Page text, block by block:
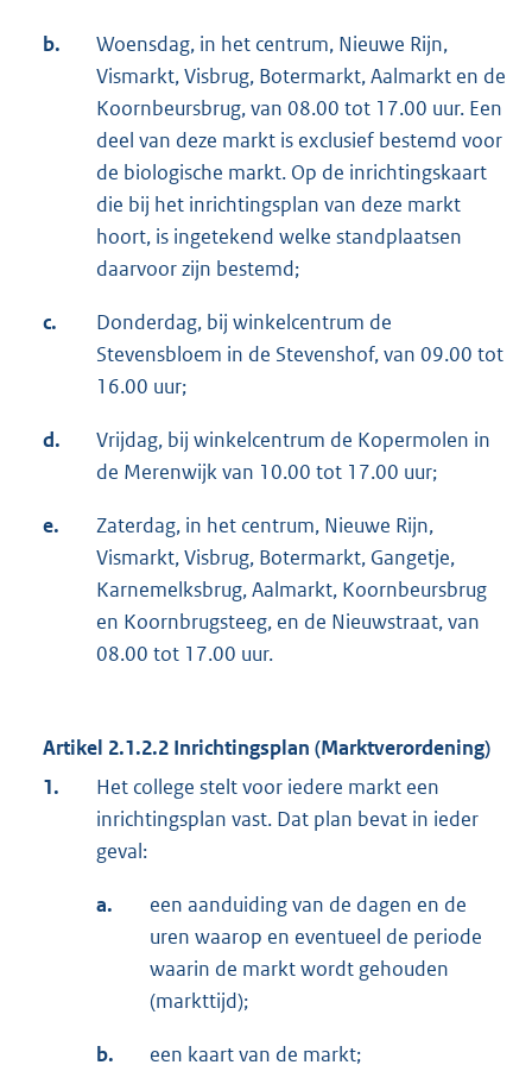
b.
Woensdag, in het centrum, Nieuwe Rijn,
Vismarkt, Visbrug, Botermarkt, Aalmarkt en de
Koornbeursbrug, van 08.00 tot 17.00 uur. Een
deel van deze markt is exclusief bestemd voor
de biologische markt. Op de inrichtingskaart
die bij het inrichtingsplan van deze markt
hoort, is ingetekend welke standplaatsen
daarvoor zijn bestemd;
c.
Donderdag, bij winkelcentrum de
Stevensbloem in de Stevenshof, van 09.00 tot
16.00 uur;
d.
Vrijdag, bij winkelcentrum de Kopermolen in
de Merenwijk van 10.00 tot 17.00 uur;
e.
Zaterdag, in het centrum, Nieuwe Rijn,
Vismarkt, Visbrug, Botermarkt, Gangetje,
Karnemelksbrug, Aalmarkt, Koornbeursbrug
en Koornbrugsteeg, en de Nieuwstraat, van
08.00 tot 17.00 uur.
Artikel 2.1.2.2 Inrichtingsplan (Marktverordening)
1.
Het college stelt voor iedere markt een
inrichtingsplan vast. Dat plan bevat in ieder
geval:
a.
een aanduiding van de dagen en de
uren waarop en eventueel de periode
waarin de markt wordt gehouden
(markttijd);
b. een kaart van de markt;